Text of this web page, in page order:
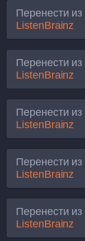
Перенести из
ListenBrainz
Перенести из
ListenBrainz
Перенести из
ListenBrainz
Перенести из
ListenBrainz
Перенести из
ListenBrainz